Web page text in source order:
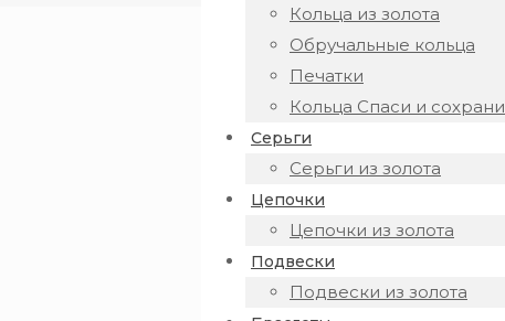
Кольца из золота
Обручальные кольца
Печатки
Кольца Спаси и сохрани
Серьги
Серьги из золота
Цепочки
Цепочки из золота
Подвески
Подвески из золота